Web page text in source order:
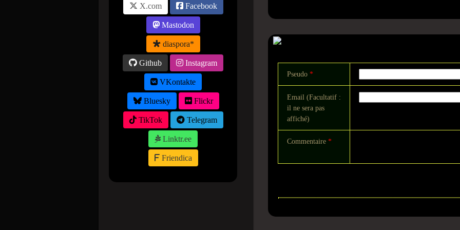
X.com Facebook
Mastodon
diaspora*
Github Instagram
VKontakte
Bluesky Flickr
TikTok Telegram
Linktr.ee
Friendica
Pseudo *
Email (Facultatif :
il ne sera pas
affiché)
Commentaire *